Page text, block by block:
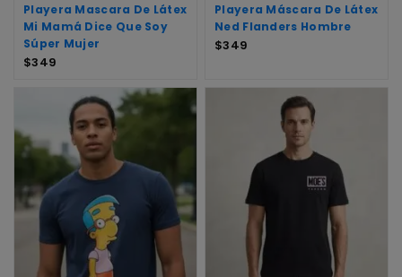
Playera Mascara De Látex
Mi Mamá Dice Que Soy
Súper Mujer
$349
Playera Máscara De Látex
Ned Flanders Hombre
$349